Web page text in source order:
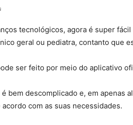
tecnológicos, agora é super
geral ou pediatra, contanto que
ser feito por meio do aplicativo
bem descomplicado e, em apenas
com as suas necessidades.